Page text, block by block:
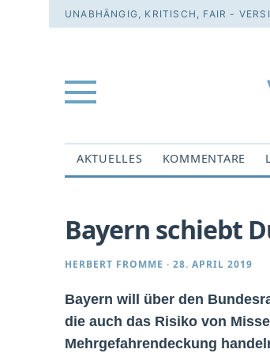
UNABHÄNGIG, KRITISCH, FAIR -
AKTUELLES KOMMENTARE
Bayern schiebt
HERBERT FROMME · 28. APRIL 2019
Bayern will über den
die auch das Risiko von
Mehrgefahrendeckung